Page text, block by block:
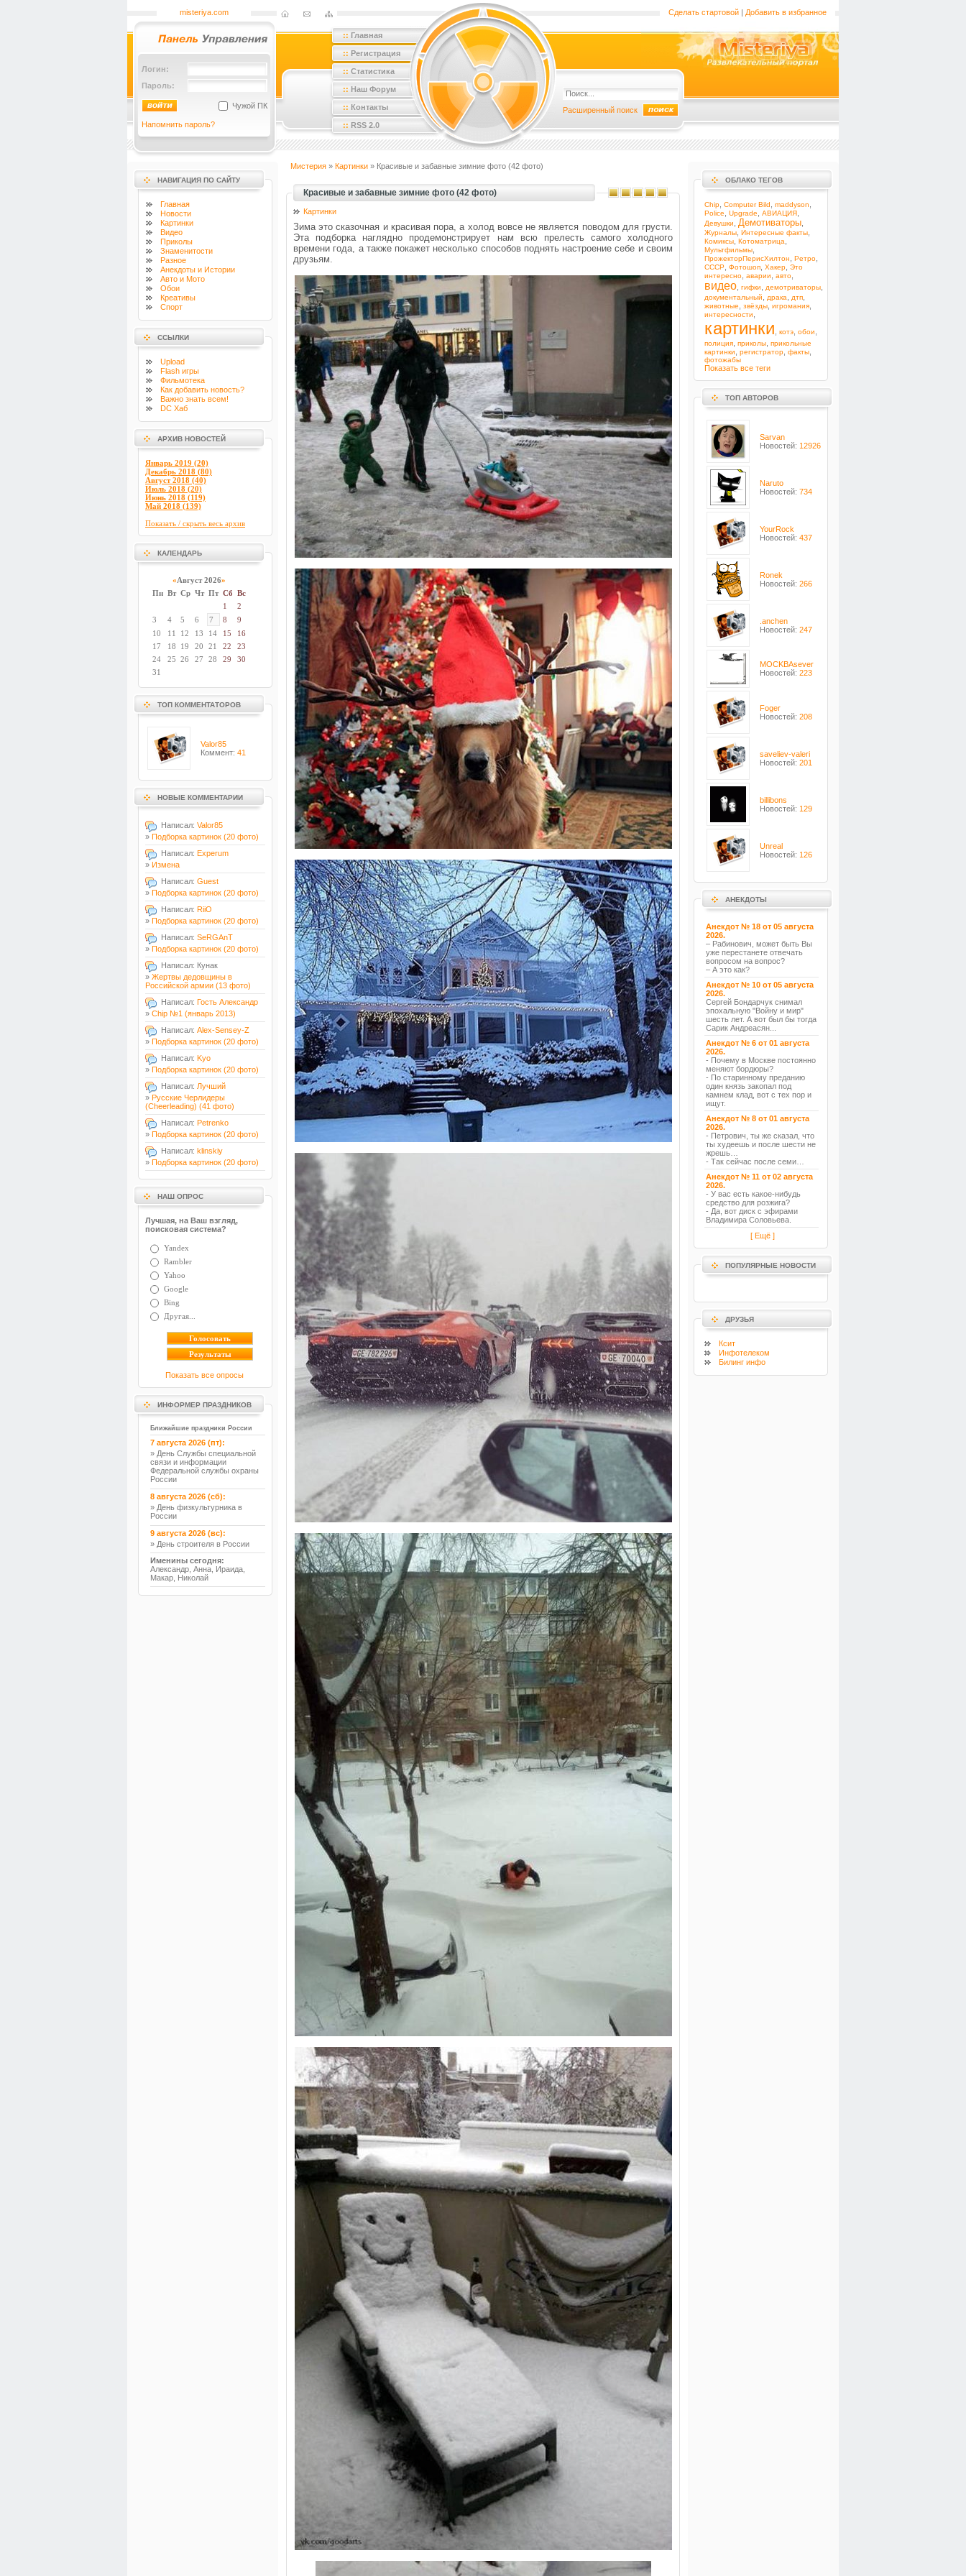
misteriya.com Сделать стартовой | Добавить в избранное
Логин:
Пароль:
Чужой ПК
Напомнить пароль?
:: Главная
:: Регистрация
:: Статистика
:: Наш Форум
:: Контакты
:: RSS 2.0
Расширенный поиск
НАВИГАЦИЯ ПО САЙТУ
Главная
Новости
Картинки
Видео
Приколы
Знаменитости
Разное
Анекдоты и Истории
Авто и Мото
Обои
Креативы
Спорт
ССЫЛКИ
Upload
Flash игры
Фильмотека
Как добавить новость?
Важно знать всем!
DC Хаб
АРХИВ НОВОСТЕЙ
Январь 2019 (20)
Декабрь 2018 (80)
Август 2018 (40)
Июль 2018 (20)
Июнь 2018 (119)
Май 2018 (139)
Показать / скрыть весь архив
КАЛЕНДАРЬ
«Август 2026»
Пн Вт Ср Чт Пт Сб Вс
1
2
3
4 5 6 7 8
9
10
11 12 13 14 15
16
17
18 19 20 21 22
23
24
25 26 27 28 29
30
31
ТОП КОММЕНТАТОРОВ
Valor85
Коммент: 41
НОВЫЕ КОММЕНТАРИИ
Написал: Valor85
» Подборка картинок (20 фото)
Написал: Experum
» Измена
Написал: Guest
» Подборка картинок (20 фото)
Написал: RiiO
» Подборка картинок (20 фото)
Написал: SeRGAnT
» Подборка картинок (20 фото)
Написал: Кунак
» Жертвы дедовщины в
Российской армии (13 фото)
Написал: Гость Александр
» Chip №1 (январь 2013)
Написал: Alex-Sensey-Z
» Подборка картинок (20 фото)
Написал: Kyo
» Подборка картинок (20 фото)
Написал: Лучший
» Русские Черлидеры
(Cheerleading) (41 фото)
Написал: Petrenko
» Подборка картинок (20 фото)
Написал: klinskiy
» Подборка картинок (20 фото)
НАШ ОПРОС
Лучшая, на Ваш взгляд,
поисковая система?
Yandex
Rambler
Yahoo
Google
Bing
Другая...
Показать все опросы
ИНФОРМЕР ПРАЗДНИКОВ
Ближайшие праздники России
7 августа 2026 (пт):
» День Службы специальной
связи и информации
Федеральной службы охраны
России
8 августа 2026 (сб):
» День физкультурника в
России
9 августа 2026 (вс):
» День строителя в России
Именины сегодня:
Александр, Анна, Ираида,
Макар, Николай
Мистерия » Картинки » Красивые и забавные зимние фото (42 фото)
Красивые и забавные зимние фото (42 фото)
Картинки
Зима это сказочная и красивая пора, а холод вовсе не является поводом для грусти.
Эта подборка наглядно продемонстрирует нам всю прелесть самого холодного
времени года, а также покажет несколько способов поднять настроение себе и своим
друзьям.
ОБЛАКО ТЕГОВ
Chip Computer Bild maddyson
Police Upgrade АВИАЦИЯ
Девушки Демотиваторы
Журналы Интересные факты
Комиксы Котоматрица
Мультфильмы
ПрожекторПерисХилтон Ретро
СССР Фотошоп Хакер Это
интересно аварии авто
видео гифки демотриваторы
документальный драка дтп
животные звёзды игромания
интересности
картинки котэ обои
полиция приколы прикольные
картинки
регистратор факты
фотожабы
Показать все теги
ТОП АВТОРОВ
Sarvan
Новостей: 12926
Naruto
Новостей: 734
YourRock
Новостей: 437
Ronek
Новостей: 266
.anchen
Новостей: 247
MOCKBAsever
Новостей: 223
Foger
Новостей: 208
saveliev-valeri
Новостей: 201
billibons
Новостей: 129
Unreal
Новостей: 126
АНЕКДОТЫ
Анекдот № 18 от 05 августа
2026.
– Рабинович, может быть Вы
уже перестанете отвечать
вопросом на вопрос?
– А это как?
Анекдот № 10 от 05 августа
2026.
Сергей Бондарчук снимал
эпохальную "Войну и мир"
шесть лет. А вот был бы тогда
Сарик Андреасян...
Анекдот № 6 от 01 августа
2026.
- Почему в Москве постоянно
меняют бордюры?
- По старинному преданию
один князь закопал под
камнем клад, вот с тех пор и
ищут.
Анекдот № 8 от 01 августа
2026.
- Петрович, ты же сказал, что
ты худеешь и после шести не
жрешь…
- Так сейчас после семи…
Анекдот № 11 от 02 августа
2026.
- У вас есть какое-нибудь
средство для розжига?
- Да, вот диск с эфирами
Владимира Соловьева.
[ Ещё ]
ПОПУЛЯРНЫЕ НОВОСТИ
ДРУЗЬЯ
Ксит
Инфотелеком
Билинг инфо